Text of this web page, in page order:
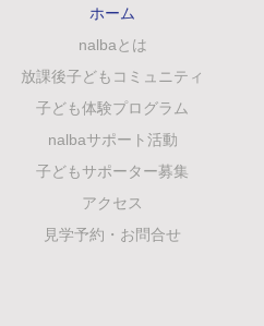
ホーム
nalbaとは
放課後子どもコミュニティ
子ども体験プログラム
nalbaサポート活動
子どもサポーター募集
アクセス
見学予約・お問合せ